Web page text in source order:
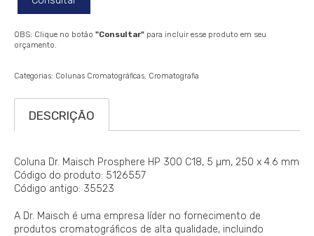
OBS: Clique no botão "Consultar" para incluir esse produto em seu
orçamento.
Categorias: Colunas Cromatográficas Cromatografia
DESCRIÇÃO
Coluna Dr. Maisch Prosphere HP 300 C18, 5 µm, 250 x 4.6 mm
Código do produto: 5126557
Código antigo: 35523
A Dr. Maisch é uma empresa líder no fornecimento de
produtos cromatográficos de alta qualidade, incluindo